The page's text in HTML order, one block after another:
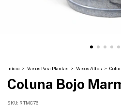
Início > Vasos Para Plantas > Vasos Altos >
Coluna Bojo
SKU: RTMC76